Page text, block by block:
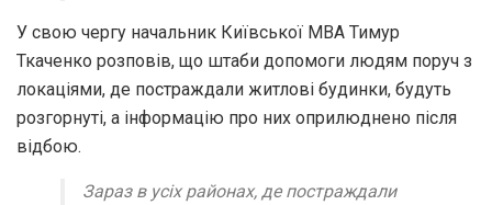
У свою чергу начальник Київської МВА Тимур
Ткаченко розповів, що штаби допомоги людям поруч з
локаціями, де постраждали житлові будинки, будуть
розгорнуті, а інформацію про них оприлюднено після
відбою.
Зараз в усіх районах, де постраждали